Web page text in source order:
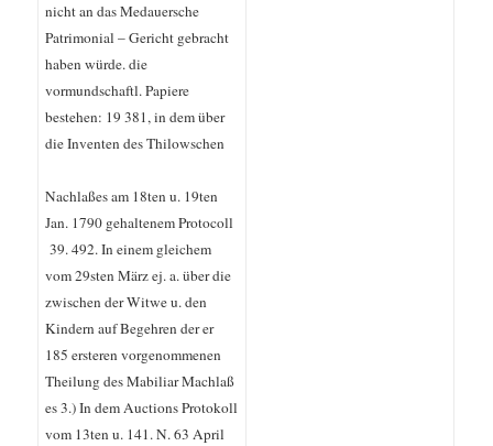
nicht an das Medauersche
Patrimonial – Gericht gebracht
haben würde. die
vormundschaftl. Papiere
bestehen: 19 381, in dem über
die Inventen des Thilowschen
Nachlaßes am 18ten u. 19ten
Jan. 1790 gehaltenem Protocoll
39. 492. In einem gleichem
vom 29sten März ej. a. über die
zwischen der Witwe u. den
Kindern auf Begehren der er
185 ersteren vorgenommenen
Theilung des Mabiliar Machlaß
es 3.) In dem Auctions Protokoll
vom 13ten u. 141. N. 63 April